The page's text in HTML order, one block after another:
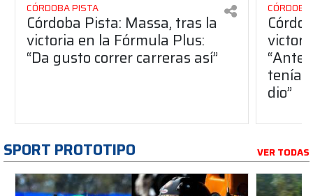
CÓRDOBA PISTA
Córdoba Pista: Massa, tras la
victoria en la Fórmula Plus:
“Da gusto correr carreras así”
dio”
SPORT PROTOTIPO VER TODAS